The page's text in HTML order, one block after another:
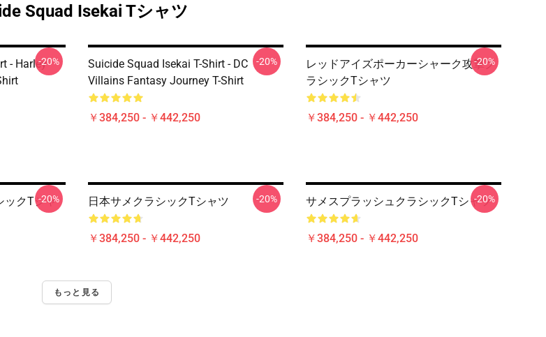
Squad Isekai Tシャツ
- Harley-20%
Suicide Squad Isekai T-Shirt - DC
Villains Fantasy Journey T-Shirt
￥384,250 - ￥442,250
-20%
レッドアイズポーカーシャーク攻撃ク
ラシックTシャツ
￥384,250 - ￥442,250
-20%
ックTシャ
-20% 日本サメクラシックTシャツ
￥384,250 - ￥442,250
-20% サメスプラッシュクラシックTシャツ
￥384,250 - ￥442,250
-20%
もっと見る